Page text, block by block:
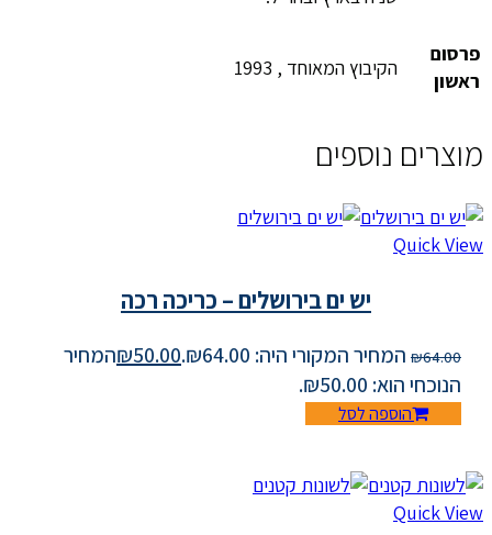
פרסום
ראשון
הקיבוץ המאוחד , 1993
מוצרים נוספים
Quick View
יש ים בירושלים – כריכה רכה
₪64.00 המחיר המקורי היה: ₪64.00. ₪50.00
המחיר
הנוכחי הוא: ₪50.00.
הוספה לסל
Quick View